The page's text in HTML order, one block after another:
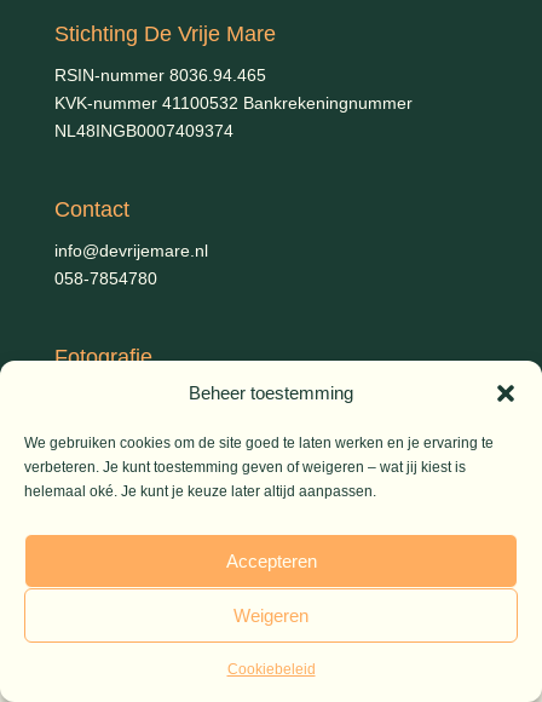
Beheer toestemming
We gebruiken cookies om de site goed te laten werken en je ervaring te
verbeteren. Je kunt toestemming geven of weigeren – wat jij kiest is
helemaal oké. Je kunt je keuze later altijd aanpassen.
Accepteren
Weigeren
Cookiebeleid
Stichting De Vrije Mare
RSIN-nummer 8036.94.465
KVK-nummer 41100532 Bankrekeningnummer
NL48INGB0007409374
Contact
info@devrijemare.nl
058-7854780
Fotografie
Gerold Febis, Johanna Koelman, Ronald de Jong,
© 2026 De Vrije Mare